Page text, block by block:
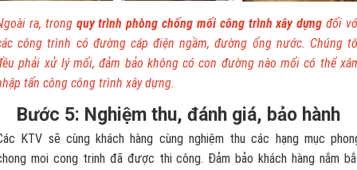
ra, trong quy trình phòng chống mối công trình xây dựng đối
công trình có đường cáp điện ngầm, đường ống nước. Chúng
phải xử lý mối, đảm bảo không có con đường nào mối có thể
tấn công công trình xây dựng.
Bước 5: Nghiệm thu, đánh giá, bảo hành
KTV sẽ cùng khách hàng cùng nghiệm thu các hạng mục
moi cong trinh đã được thi công. Đảm bảo khách hàng nắm